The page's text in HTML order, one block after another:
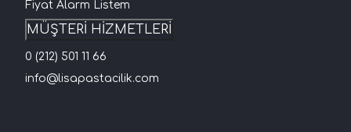
Fiyat Alarm Listem
MÜŞTERİ HİZMETLERİ
0 (212) 501 11 66
info@lisapastacilik.com